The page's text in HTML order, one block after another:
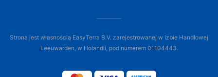
Strona jest własnością EasyTerra B.V. zarejestrowanej w Izbie Handlowej
Leeuwarden, w Holandii, pod numerem 01104443.